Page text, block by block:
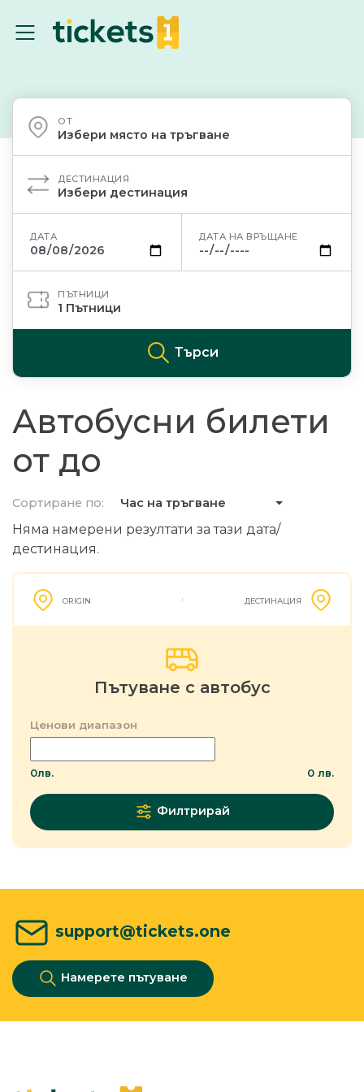
ОТ
Избери място на тръгване
ДЕСТИНАЦИЯ
Избери дестинация
ДАТА ДАТА НА ВРЪЩАНЕ
ПЪТНИЦИ
1 Пътници
Търси
Автобусни билети
от до
Сортиране по: Час на тръгване
Няма намерени резултати за тази дата/
дестинация.
ORIGIN ДЕСТИНАЦИЯ
Пътуване с автобус
Ценови диапазон
0лв. 0 лв.
Филтрирай
support@tickets.one
Намерете пътуване